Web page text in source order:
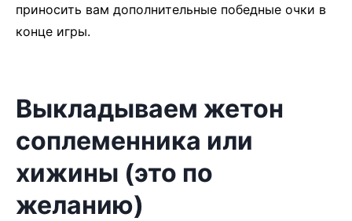
приносить вам дополнительные победные очки в
конце игры.
Выкладываем жетон
соплеменника или
хижины (это по
желанию)